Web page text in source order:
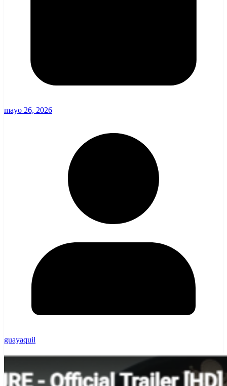
mayo 26, 2026
guayaquil